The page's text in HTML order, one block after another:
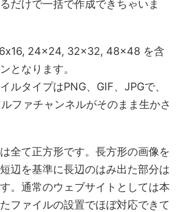
だけで一括で作成できちゃいま
24x24, 32x32, 48x48 を含
となります。
ルタイプはPNG、GIF、JPGで、
ファチャンネルがそのまま生かさ
全て正方形です。長方形の画像を
辺を基準に長辺のはみ出た部分は
。通常のウェブサイトとしては本
ファイルの設置でほぼ対応できて